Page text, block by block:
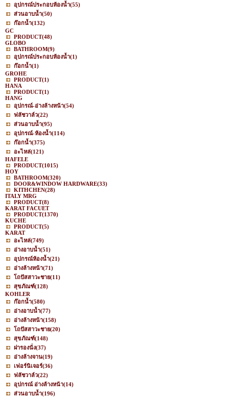
อุปกรณ์ประกอบห้องน้ำ(55)
ส่วนอาบน้ำ(50)
ก๊อกน้ำ(132)
GC
PRODUCT(48)
GLOBO
BATHROOM(9)
อุปกรณ์ประกอบห้องน้ำ(1)
ก๊อกน้ำ(1)
GROHE
PRODUCT(1)
HANA
PRODUCT(1)
HANG
อุปกรณ์-อ่างล้างหน้า(54)
ฟลัชวาล์ว(22)
ส่วนอาบน้ำ(95)
อุปกรณ์-ห้องน้ำ(114)
ก๊อกน้ำ(375)
อะไหล่(121)
HAFELE
PRODUCT(1015)
HOY
BATHROOM(320)
DOOR&WINDOW HARDWARE(33)
KITHCHEN(28)
ITALY MRG
PRODUCT(8)
KARAT FACUET
PRODUCT(1370)
KUCHE
PRODUCT(5)
KARAT
อะไหล่(749)
อ่างอาบน้ำ(51)
อุปกรณ์ห้องน้ำ(21)
อ่างล้างหน้า(71)
โถปัสสาวะชาย(11)
สุขภัณฑ์(128)
KOHLER
ก๊อกน้ำ(580)
อ่างอาบน้ำ(77)
อ่างล้างหน้า(158)
โถปัสสาวะชาย(20)
สุขภัณฑ์(148)
ฝารองนั่ง(37)
อ่างล้างจาน(19)
เฟอร์นิเจอร์(36)
ฟลัชวาล์ว(22)
อุปกรณ์ อ่างล้างหน้า(14)
ส่วนอาบน้ำ(196)